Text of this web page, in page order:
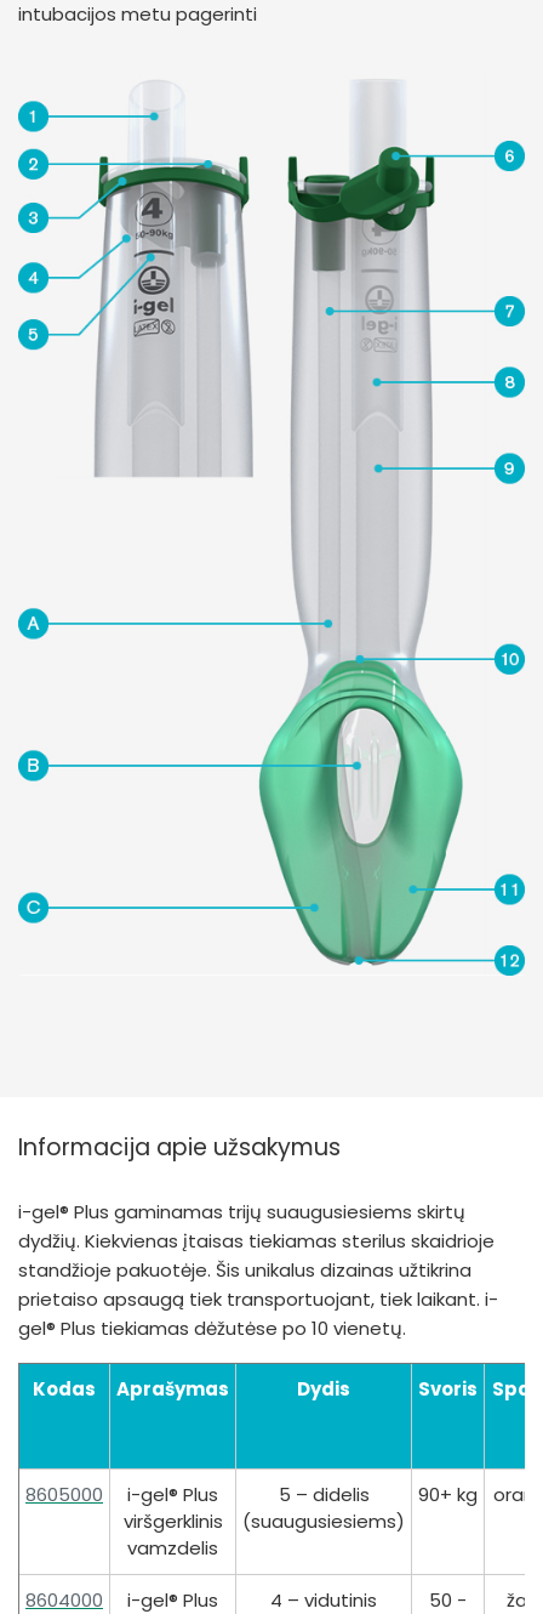
intubacijos metu pagerinti
Informacija apie užsakymus
i-gel® Plus gaminamas trijų suaugusiesiems skirtų
dydžių. Kiekvienas įtaisas tiekiamas sterilus skaidrioje
standžioje pakuotėje. Šis unikalus dizainas užtikrina
prietaiso apsaugą tiek transportuojant, tiek laikant. i-
gel® Plus tiekiamas dėžutėse po 10 vienetų.
Kodas Aprašymas Dydis Svoris
8605000
i-gel® Plus
viršgerklinis
vamzdelis
5 – didelis
(suaugusiesiems)
90+ kg
8604000
i-gel® Plus
4 – vidutinis
50 -